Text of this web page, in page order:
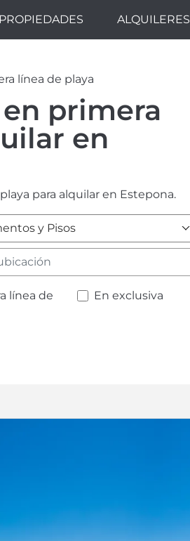
PROPIEDADES ALQUILERES
línea de playa
primera
en
para alquilar en Estepona.
y Pisos
línea de
En exclusiva